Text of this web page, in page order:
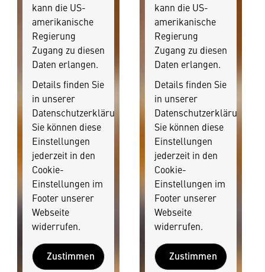
kann die US-
amerikanische
Regierung
Zugang zu diesen
Daten erlangen.
Details finden Sie
in unserer
Datenschutzerklärung.
Sie können diese
Einstellungen
jederzeit in den
Cookie-
Einstellungen im
Footer unserer
Webseite
widerrufen.
Zustimmen
kann die US-
amerikanische
Regierung
Zugang zu diesen
Daten erlangen.
Details finden Sie
in unserer
Datenschutzerklärung.
Sie können diese
Einstellungen
jederzeit in den
Cookie-
Einstellungen im
Footer unserer
Webseite
widerrufen.
Zustimmen